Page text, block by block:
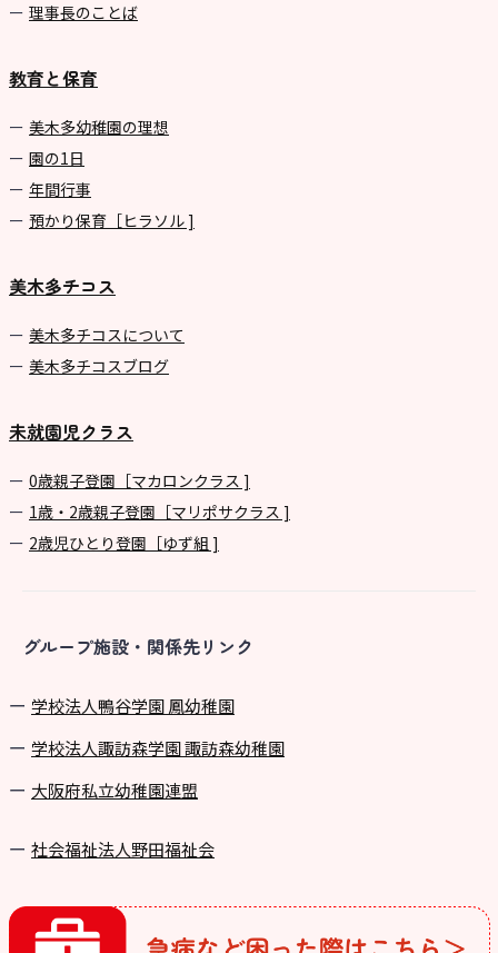
理事長のことば
教育と保育
美⽊多幼稚園の理想
園の1⽇
年間⾏事
預かり保育［ヒラソル ]
美木多チコス
美⽊多チコスについて
美⽊多チコスブログ
未就園児クラス
0歳親子登園［マカロンクラス ]
1歳・2歳親子登園［マリポサクラス ]
2歳児ひとり登園［ゆず組 ]
グループ施設・関係先リンク
学校法⼈鴨⾕学園 鳳幼稚園
学校法⼈諏訪森学園 諏訪森幼稚園
⼤阪府私⽴幼稚園連盟
社会福祉法人野田福祉会